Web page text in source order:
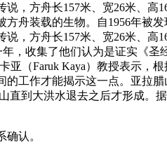
，方舟长157米、宽26米、高
舟装载的生物。自1956年
，方舟长157米、宽26米、
，收集了他们认为是证实《
（Faruk Kaya）教授表示，
工作才能揭示这一点。亚拉
直到大洪水退去之后才形成
认。